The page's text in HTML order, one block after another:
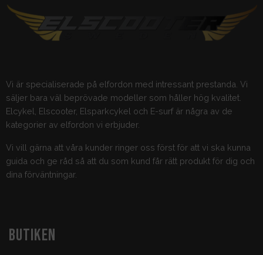
Vi är specialiserade på elfordon med intressant prestanda. Vi
säljer bara väl beprövade modeller som håller hög kvalitet.
Elcykel, Elscooter, Elsparkcykel och E-surf är några av de
kategorier av elfordon vi erbjuder.
Vi vill gärna att våra kunder ringer oss först för att vi ska kunna
guida och ge råd så att du som kund får rätt produkt för dig och
dina förväntningar.
BUTIKEN